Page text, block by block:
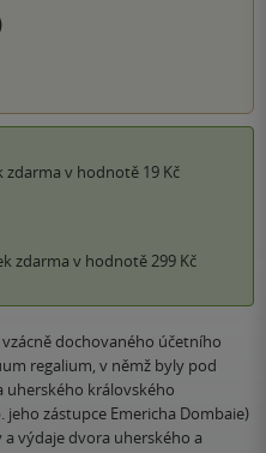
zdarma v hodnotě 19 Kč
zdarma v hodnotě 299 Kč
dochovaného účetního
regalium, v němž byly pod
královského
zástupce Emericha Dombaie)
výdaje dvora uherského a